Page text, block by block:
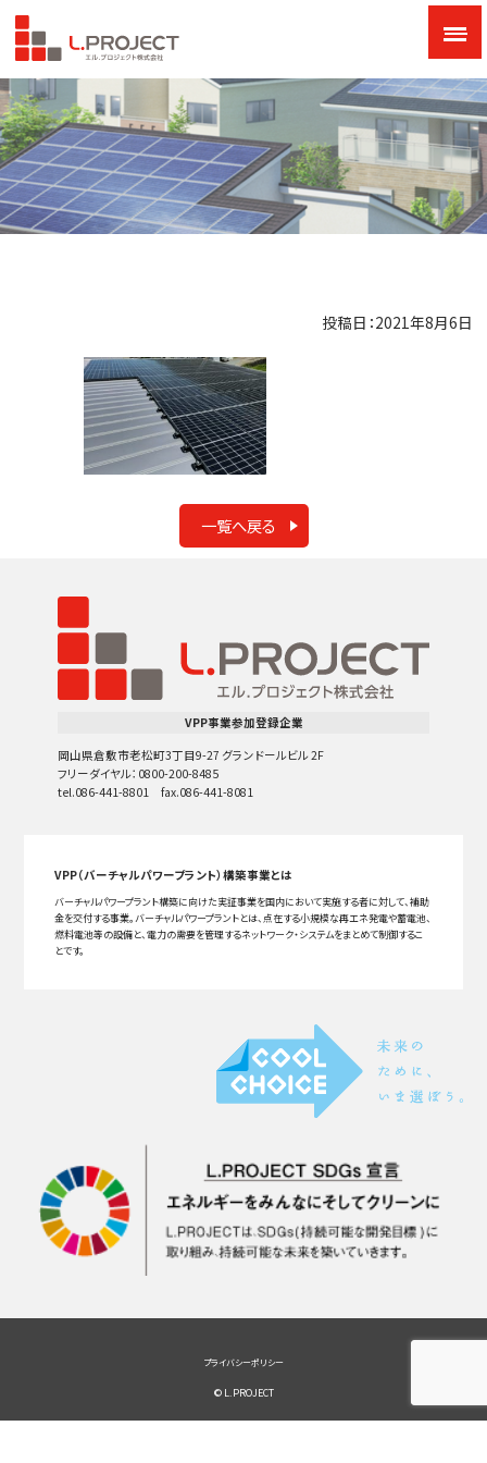
投稿日：2021年8月6日
一覧へ戻る
VPP事業参加登録企業
岡山県倉敷市老松町3丁目9-27 グランドールビル 2F
フリーダイヤル：0800-200-8485
tel.086-441-8801 fax.086-441-8081
VPP（バーチャルパワープラント）構築事業とは
バーチャルパワープラント構築に向けた実証事業を国内において実施する者に対して、補助
金を交付する事業。バーチャルパワープラントとは、点在する小規模な再エネ発電や蓄電池、
燃料電池等の設備と、電力の需要を管理するネットワーク・システムをまとめて制御するこ
とです。
プライバシーポリシー
© L.PROJECT